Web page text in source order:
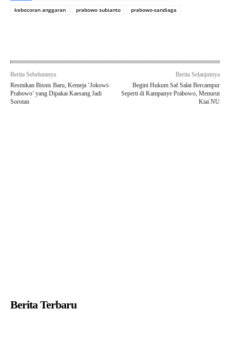
kebocoran anggaran
prabowo subianto prabowo-sandiaga
Berita Sebelumnya
Resmikan Bisnis Baru, Kemeja ‘Jokowi-
Prabowo’ yang Dipakai Kaesang Jadi
Sorotan
Berita Selanjutnya
Begini Hukum Saf Salat Bercampur
Seperti di Kampanye Prabowo, Menurut
Kiai NU
Berita Terbaru